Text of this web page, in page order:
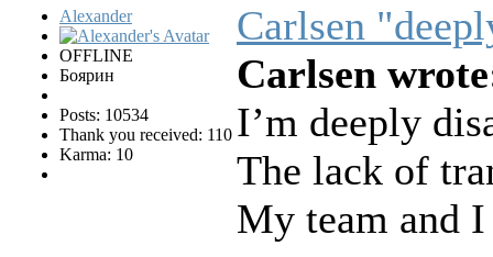
Alexander
OFFLINE
Боярин
Posts: 10534
Thank you received: 110
Karma: 10
Carlsen
Carlsen
I’m deeply
The lack of
My team and